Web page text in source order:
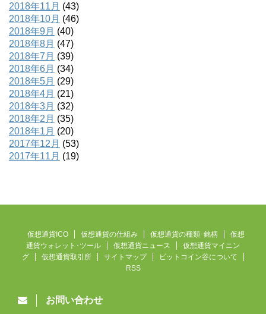
2018年11月 (43)
2018年10月 (46)
2018年9月 (40)
2018年8月 (47)
2018年7月 (39)
2018年6月 (34)
2018年5月 (29)
2018年4月 (21)
2018年3月 (32)
2018年2月 (35)
2018年1月 (20)
2017年12月 (53)
2017年11月 (19)
仮想通貨ICO 仮想通貨の仕組み 仮想通貨の種類･銘柄
仮想
通貨ウォレット･ツール
仮想通貨ニュース
仮想通貨マイニン
グ
仮想通貨取引所 サイトマップ
ビットコイン谷について
RSS
お問い合わせ